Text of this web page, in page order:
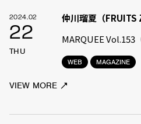
2024.02
22
THU
WEB MAGAZINE
仲川瑠夏（FRUITS
MARQUEE Vol.153
VIEW MORE